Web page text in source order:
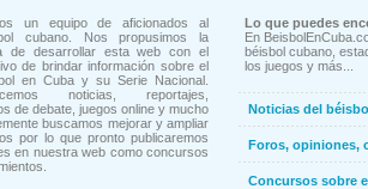
un equipo de aficionados al
cubano. Nos propusimos la
de desarrollar esta web con el
de brindar información sobre el
en Cuba y su Serie Nacional.
noticias, reportajes,
de debate, juegos online y mucho
buscamos mejorar y ampliar
por lo que pronto publicaremos
en nuestra web como concursos
Lo que puedes
En
béisbol cubano,
los juegos y más...
Noticias del
Foros, opiniones,
Concursos sobre